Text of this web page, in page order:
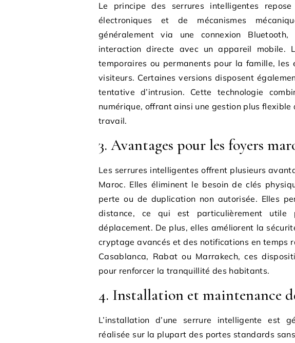
Le principe des serrures intelligentes
électroniques et de mécanismes
généralement via une connexion
interaction directe avec un appareil mobile.
temporaires ou permanents pour la famille, les
visiteurs. Certaines versions disposent
tentative d’intrusion. Cette technologie
numérique, offrant ainsi une gestion plus flexible
travail.
3. Avantages pour les foyers
Les serrures intelligentes offrent plusieurs
Maroc. Elles éliminent le besoin de clés
perte ou de duplication non autorisée. Elles
distance, ce qui est particulièrement utile
déplacement. De plus, elles améliorent la
cryptage avancés et des notifications en temps
Casablanca, Rabat ou Marrakech, ces
pour renforcer la tranquillité des habitants.
4. Installation et maintenance
L’installation d’une serrure intelligente est
réalisée sur la plupart des portes standards